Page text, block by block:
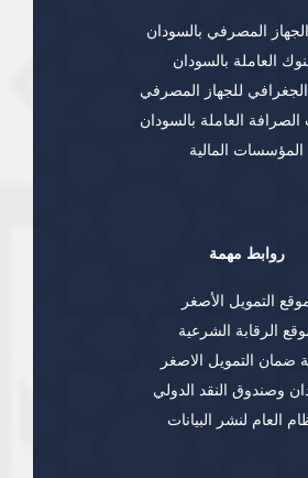
المصرفي بالسودان
العاملة بالسودان
الجغرافي للجهاز المصرفي
العاملة بالسودان
المؤسسات المالية
روابط مهمة
التمويل الأصغر
الرقابة الشرعية
ضمان التمويل الاصغر
وصندوق النقد الدولي
العام لنشر البيانات